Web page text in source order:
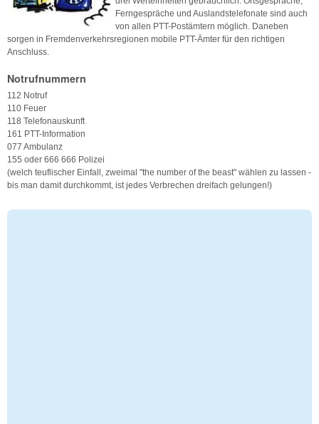
Ferngespräche und Auslandstelefonate sind auch
von allen PTT-Postämtern möglich. Daneben
sorgen in Fremdenverkehrsregionen mobile PTT-Ämter für den richtigen
Anschluss.
Notrufnummern
112 Notruf
110 Feuer
118 Telefonauskunft
161 PTT-Information
077 Ambulanz
155 oder 666 666 Polizei
(welch teuflischer Einfall, zweimal "the number of the beast" wählen zu lassen -
bis man damit durchkommt, ist jedes Verbrechen dreifach gelungen!)